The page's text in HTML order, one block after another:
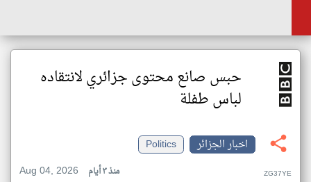
حبس صانع محتوى جزائري لانتقاده
لباس طفلة
اخبار الجزائر
Politics
Aug 04, 2026
منذ ٣ أيام ZG37YE